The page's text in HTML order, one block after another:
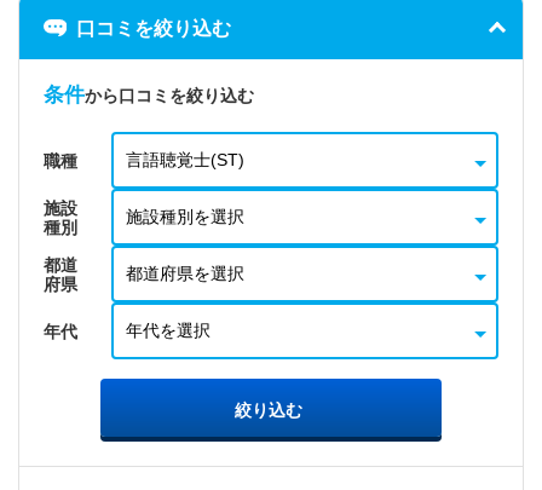
口コミを絞り込む
条件から口コミを絞り込む
職種
施設
種別
都道
府県
年代
絞り込む